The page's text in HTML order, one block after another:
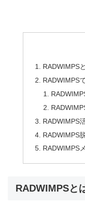
RADWIMPS
RADWIMPS
RADWIMPS
RADWIMPS
RADWIMPS
RADWIMPSと